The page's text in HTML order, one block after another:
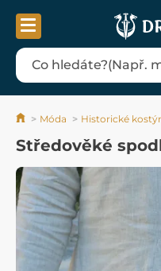
Móda Historické
Středověké